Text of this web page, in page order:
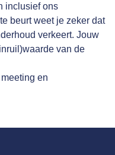
inclusief ons
beurt weet je zeker dat
verkeert. Jouw
van de
en